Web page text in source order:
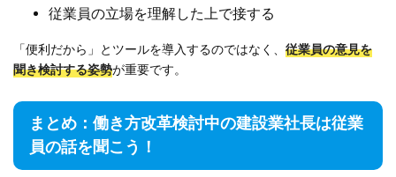
従業員の立場を理解した上で接する
「便利だから」とツールを導入するのではなく、 従業員の意見を
聞き検討する姿勢が重要です。
まとめ：働き方改革検討中の建設業社長は従業
員の話を聞こう！